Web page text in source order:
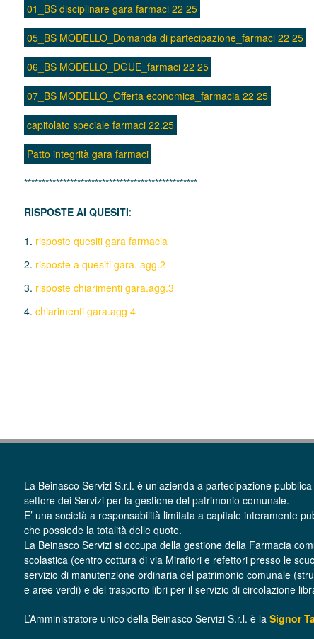
01_BS disciplinare gara farmaci 22 25
05_BS MODELLO_Domanda di partecipazione_farmaci 22 25
06_BS MODELLO_DGUE_farmaci 22 25
07_BS MODELLO_Offerta economica_farmacia 22 25
capitolato speciale farmaci 22.25
Patto integrità gara farmaci
*************************************************
RISPOSTE AI QUESITI:
risposte quesiti gara farmacia
risposte a quesiti gara. agg.2
risposte chiarimenti gara.agg.3
chiarimenti gara.agg 4
La Beinasco Servizi S.r.l. è un’azienda a partecipazione
settore dei Servizi per la gestione del patrimonio comunale.
E’ una società a responsabilità limitata a capitale interamente
che possiede la totalità delle quote.
La Beinasco Servizi si occupa della gestione della Farmacia
scolastica (centro cottura di via Mirafiori e refettori presso le
servizio di manutenzione ordinaria del patrimonio comunale
e aree verdi) e del trasporto libri per il servizio di circolazione
L’Amministratore unico della Beinasco Servizi S.r.l. è la Signor